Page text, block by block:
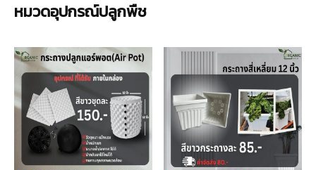
หมวดอุปกรณ์ปลูกพืช